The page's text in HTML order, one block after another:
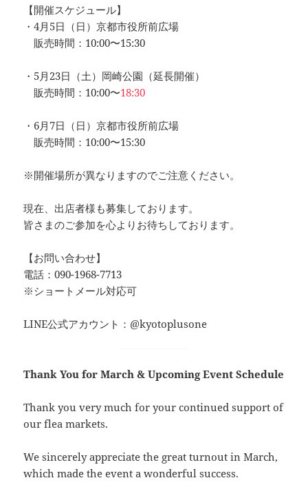
【開催スケジュール】
・4月5日（日）京都市役所前広場
販売時間：10:00〜15:30
・5月23日（土）岡崎公園（延長開催）
販売時間：10:00〜18:30
・6月7日（日）京都市役所前広場
販売時間：10:00〜15:30
※開催場所が異なりますのでご注意ください。
現在、出店者様も募集しております。
皆さまのご参加を心よりお待ちしております。
【お問い合わせ】
電話：090-1968-7713
※ショートメール対応可
LINE公式アカウント：@kyotoplusone
Thank You for March & Upcoming Event Schedule
Thank you very much for your continued support of
our flea markets.
We sincerely appreciate the great turnout in March,
which made the event a wonderful success.